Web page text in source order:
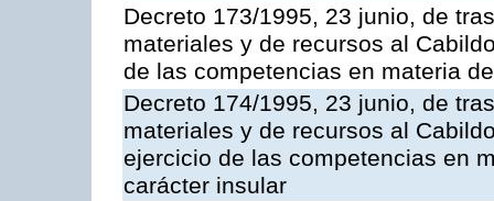
Decreto 173/1995, 23 junio, de
materiales y de recursos al
de las competencias en materia
Decreto 174/1995, 23 junio, de
materiales y de recursos al
ejercicio de las competencias en
carácter insular